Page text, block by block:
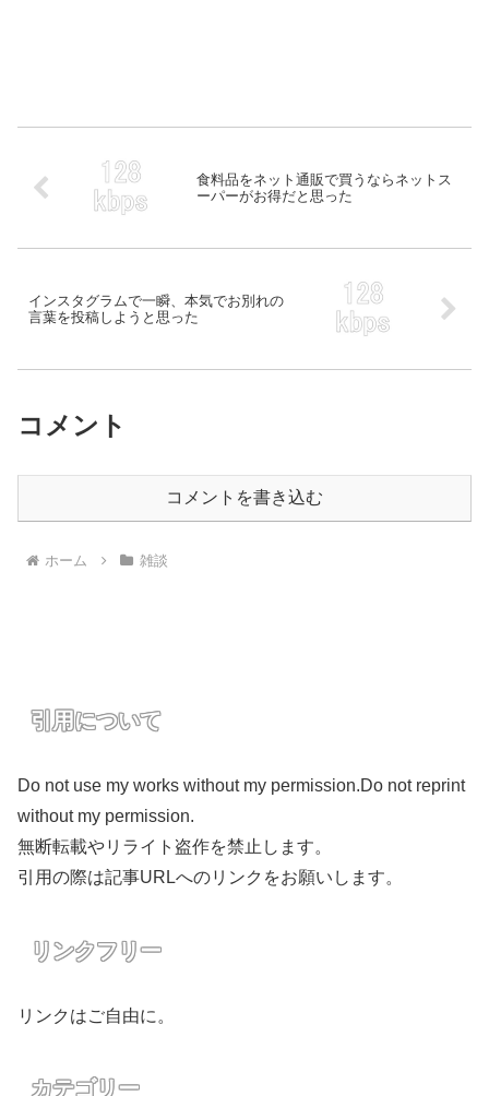
食料品をネット通販で買うならネットス
ーパーがお得だと思った
インスタグラムで一瞬、本気でお別れの
言葉を投稿しようと思った
コメント
コメントを書き込む
ホーム 雑談
引用について
Do not use my works without my permission.Do not reprint
without my permission.
無断転載やリライト盗作を禁止します。
引用の際は記事URLへのリンクをお願いします。
リンクフリー
リンクはご自由に。
カテゴリー